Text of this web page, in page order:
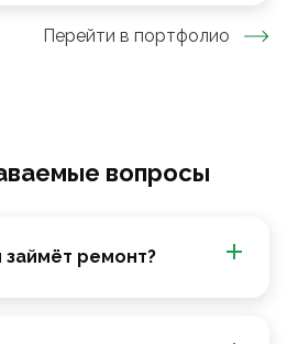
Перейти в портфолио
вопросы
ремонт?